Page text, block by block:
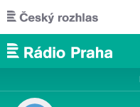
Přejít k hlavnímu obsahu